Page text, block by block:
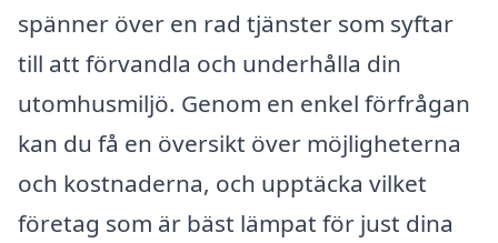
spänner över en rad tjänster som syftar
till att förvandla och underhålla din
utomhusmiljö. Genom en enkel förfrågan
kan du få en översikt över möjligheterna
och kostnaderna, och upptäcka vilket
företag som är bäst lämpat för just dina